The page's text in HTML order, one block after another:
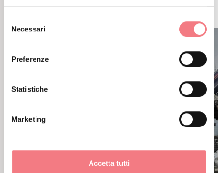
delNecessari
Preferenze
Statistiche
Marketing
Accetta tutti
ANCHE